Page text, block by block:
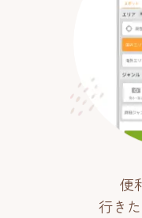
便
行き